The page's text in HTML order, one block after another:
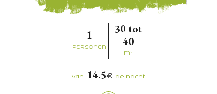
1
PERSONEN
30 tot
40
M²
van 14.5€ de nacht